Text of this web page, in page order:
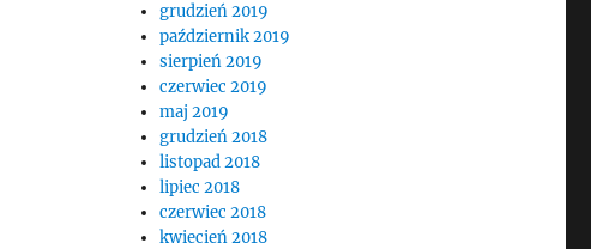
grudzień 2019
październik 2019
sierpień 2019
czerwiec 2019
maj 2019
grudzień 2018
listopad 2018
lipiec 2018
czerwiec 2018
kwiecień 2018